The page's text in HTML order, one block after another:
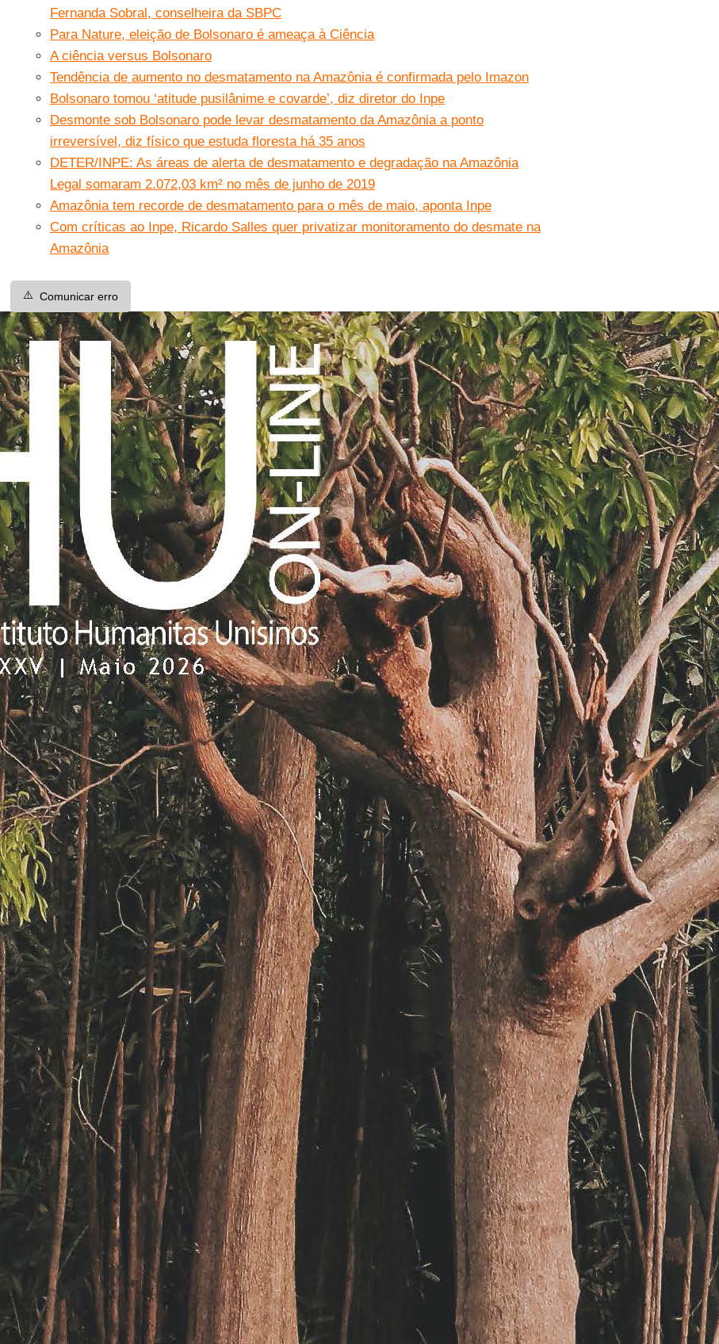
Fernanda Sobral, conselheira da SBPC
Para Nature, eleição de Bolsonaro é ameaça à Ciência
A ciência versus Bolsonaro
Tendência de aumento no desmatamento na Amazônia é confirmada pelo Imazon
Bolsonaro tomou ‘atitude pusilânime e covarde’, diz diretor do Inpe
Desmonte sob Bolsonaro pode levar desmatamento da Amazônia a ponto
irreversível, diz físico que estuda floresta há 35 anos
DETER/INPE: As áreas de alerta de desmatamento e degradação na Amazônia
Legal somaram 2.072,03 km² no mês de junho de 2019
Amazônia tem recorde de desmatamento para o mês de maio, aponta Inpe
Com críticas ao Inpe, Ricardo Salles quer privatizar monitoramento do desmate na
Amazônia
⚠️ Comunicar erro